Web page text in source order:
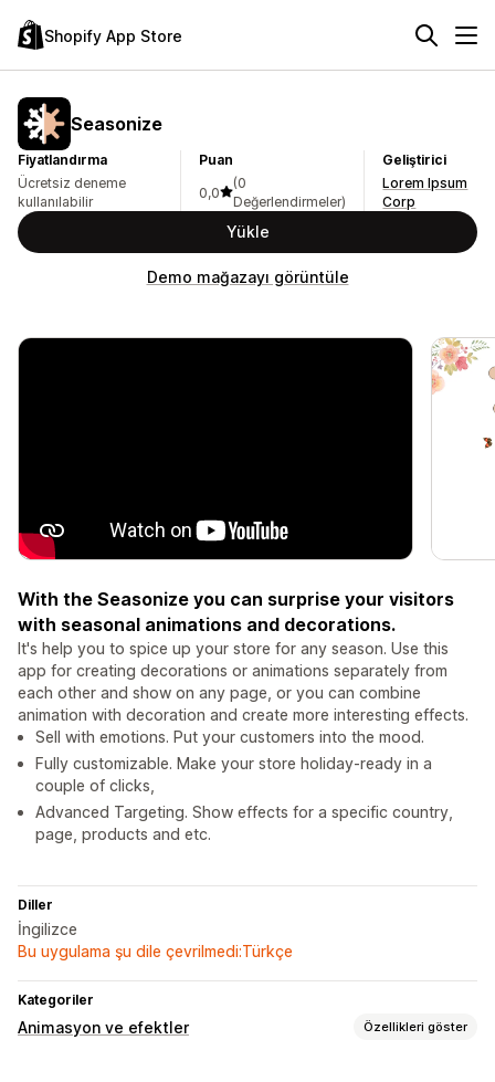
Shopify App Store
Seasonize
Fiyatlandırma
Ücretsiz deneme
kullanılabilir
Puan
0,0
(0
Değerlendirmeler)
Geliştirici
Lorem Ipsum
Corp
Yükle
Demo mağazayı görüntüle
With the Seasonize you can surprise your visitors
with seasonal animations and decorations.
It's help you to spice up your store for any season. Use this
app for creating decorations or animations separately from
each other and show on any page, or you can combine
animation with decoration and create more interesting effects.
Sell with emotions. Put your customers into the mood.
Fully customizable. Make your store holiday-ready in a
couple of clicks,
Advanced Targeting. Show effects for a specific country,
page, products and etc.
Diller
İngilizce
Bu uygulama şu dile çevrilmedi:Türkçe
Kategoriler
Animasyon ve efektler Özellikleri göster